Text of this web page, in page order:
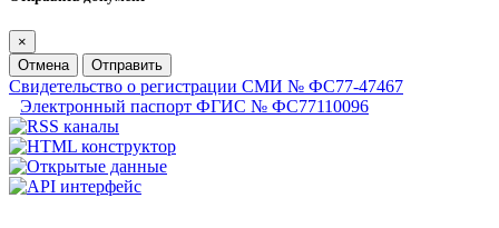
×
Отмена
Отправить
Свидетельство о регистрации СМИ № ФС77-47467
Электронный паспорт ФГИС № ФС77110096